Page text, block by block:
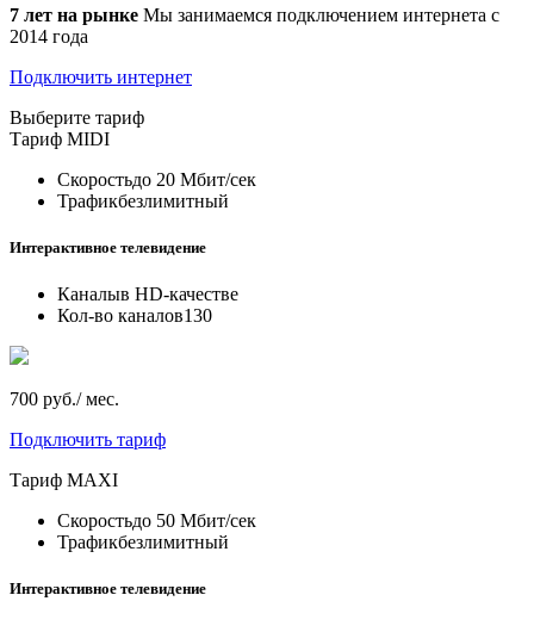
7 лет на рынке Мы занимаемся подключением интернета с
2014 года
Подключить интернет
Выберите тариф
Тариф MIDI
Скоростьдо 20 Мбит/сек
Трафикбезлимитный
Интерактивное телевидение
Каналыв HD-качестве
Кол-во каналов130
700 руб./ мес.
Подключить тариф
Тариф MAXI
Скоростьдо 50 Мбит/сек
Трафикбезлимитный
Интерактивное телевидение